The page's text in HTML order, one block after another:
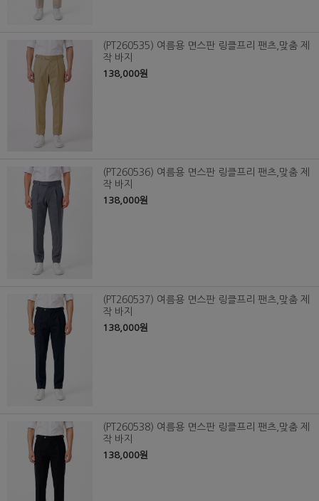
(PT260535) 여름용 면스판 링클프리 팬츠,맞춤 제
작 바지
138,000원
(PT260536) 여름용 면스판 링클프리 팬츠,맞춤 제
작 바지
138,000원
(PT260537) 여름용 면스판 링클프리 팬츠,맞춤 제
작 바지
138,000원
(PT260538) 여름용 면스판 링클프리 팬츠,맞춤 제
작 바지
138,000원